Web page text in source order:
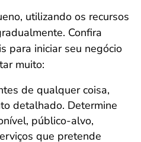
utilizando os recursos
Confira
para iniciar seu negócio
muito:
de qualquer coisa,
detalhado. Determine
público-alvo,
que pretende